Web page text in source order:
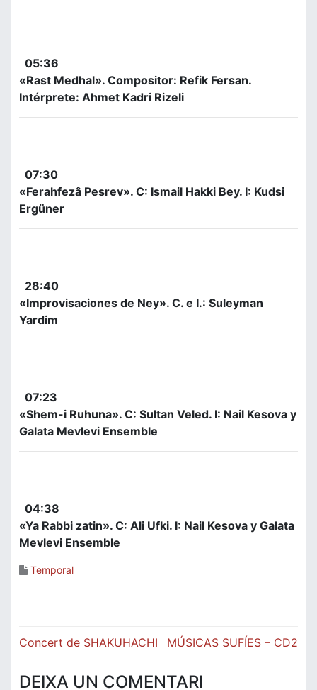
05:36
«Rast Medhal». Compositor: Refik Fersan.
Intérprete: Ahmet Kadri Rizeli
07:30
«Ferahfezâ Pesrev». C: Ismail Hakki Bey. I: Kudsi
Ergüner
28:40
«Improvisaciones de Ney». C. e I.: Suleyman
Yardim
07:23
«Shem-i Ruhuna». C: Sultan Veled. I: Nail Kesova y
Galata Mevlevi Ensemble
04:38
«Ya Rabbi zatin». C: Ali Ufki. I: Nail Kesova y Galata
Mevlevi Ensemble
Temporal
Navegació
Concert de SHAKUHACHI MÚSICAS SUFÍES – CD2
DEIXA UN COMENTARI